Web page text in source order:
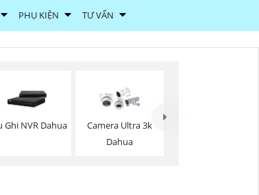
PHỤ KIỆN TƯ VẤN
Ghi NVR Dahua
Camera Ultra 3k
Dahua